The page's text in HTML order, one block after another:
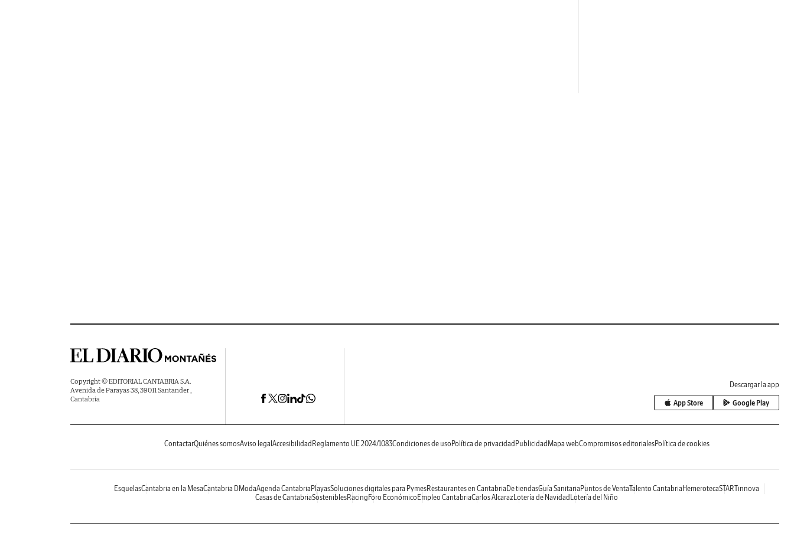
Copyright © EDITORIAL CANTABRIA S.A.
Avenida de Parayas 38, 39011 Santander ,
Cantabria
Descargar la app
App Store Google Play
ContactarQuiénes somosAviso legal Accesibilidad Reglamento UE 2024/1083Condiciones de uso Política de privacidad Publicidad Mapa webCompromisos editorialesPolítica de cookies
EsquelasCantabria en la MesaCantabria DModaAgenda Cantabria PlayasSoluciones digitales para PymesRestaurantes en Cantabria De tiendasGuía Sanitaria Puntos de VentaTalento Cantabria HemerotecaSTARTinnova
Casas de CantabriaSosteniblesRacing Foro Económico Empleo CantabriaCarlos AlcarazLotería de Navidad Lotería del Niño